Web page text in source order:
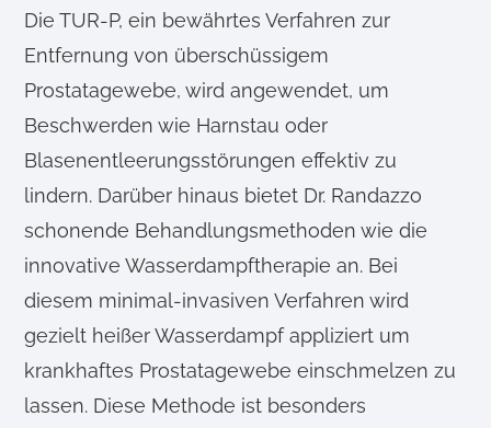
Die TUR-P, ein bewährtes Verfahren zur
Entfernung von überschüssigem
Prostatagewebe, wird angewendet, um
Beschwerden wie Harnstau oder
Blasenentleerungsstörungen effektiv zu
lindern. Darüber hinaus bietet Dr. Randazzo
schonende Behandlungsmethoden wie die
innovative Wasserdampftherapie an. Bei
diesem minimal-invasiven Verfahren wird
gezielt heißer Wasserdampf appliziert um
krankhaftes Prostatagewebe einschmelzen zu
lassen. Diese Methode ist besonders